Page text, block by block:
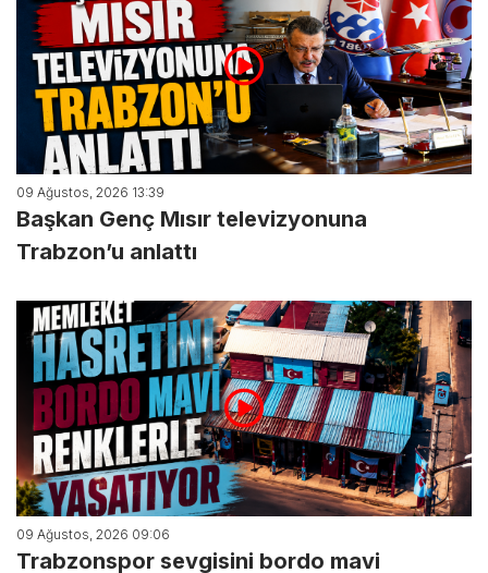
09 Ağustos, 2026 13:39
Başkan Genç Mısır televizyonuna
Trabzon’u anlattı
09 Ağustos, 2026 09:06
Trabzonspor sevgisini bordo mavi